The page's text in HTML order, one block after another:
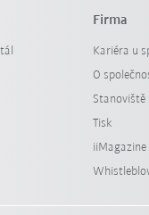
Firma
Kariéra u
O
Stanoviště
Tisk
iiMagazine